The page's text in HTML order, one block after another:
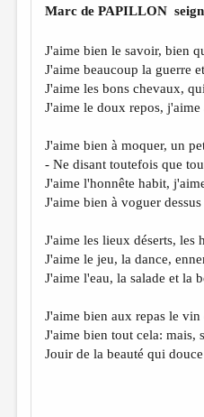
ОБЪЯВЛЕНИЯ
КОЛОНКА РЕДАКТОРА
РЕДКОЛЛЕГИЯ
ОТ РЕДАКЦИИ
МАЛАЯ ПРОЗА
ЭССЕИСТИКА
ЛИТЕРАТУРОВЕДЕНИЕ
КУЛЬТУРОВЕДЕНИЕ
ПУБЛИЦИСТИКА
ЦИКЛЫ ПУБЛИКАЦИЙ
Marc de PAPILLON
J'aime bien le savoir, bien
J'aime beaucoup la guerre
J'aime les bons chevaux,
J'aime le doux repos, j'aime
J'aime bien à moquer, un
- Ne disant toutefois que
J'aime l'honnête habit,
J'aime bien à voguer
J'aime les lieux déserts, les
J'aime le jeu, la dance,
J'aime l'eau, la salade et la
J'aime bien aux repas le
J'aime bien tout cela: mais,
Jouir de la beauté qui